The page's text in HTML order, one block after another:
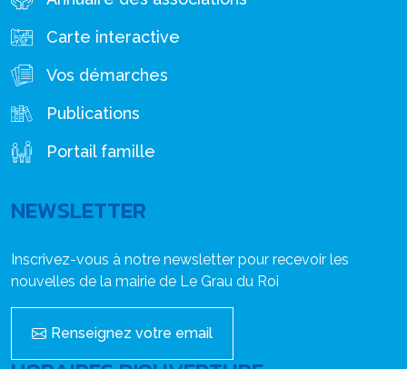
Carte interactive
Vos démarches
Publications
Portail famille
NEWSLETTER
Inscrivez-vous à notre newsletter pour recevoir les
nouvelles de la mairie de Le Grau du Roi
Renseignez votre email